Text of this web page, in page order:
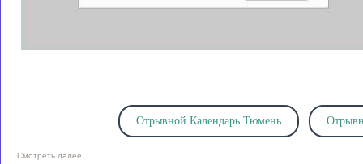
Отрывной Календарь Тюмень
Смотреть далее